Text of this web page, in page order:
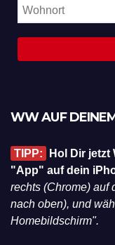
WW AUF
TIPP:
Hol Dir
"App" auf dein
rechts (Chrome) auf
nach oben), und
Homebildschirm".